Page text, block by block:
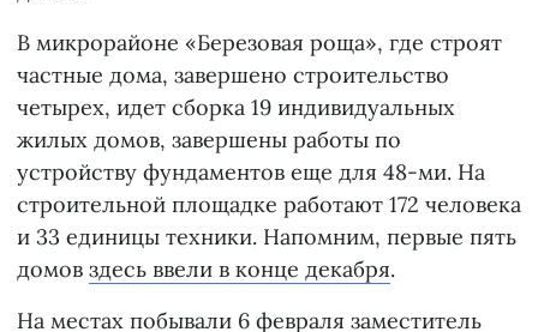
В микрорайоне «Березовая роща», где строят
частные дома, завершено строительство
четырех, идет сборка 19 индивидуальных
жилых домов, завершены работы по
устройству фундаментов еще для 48-ми. На
строительной площадке работают 172 человека
и 33 единицы техники. Напомним, первые пять
домов здесь ввели в конце декабря.
На местах побывали 6 февраля заместитель